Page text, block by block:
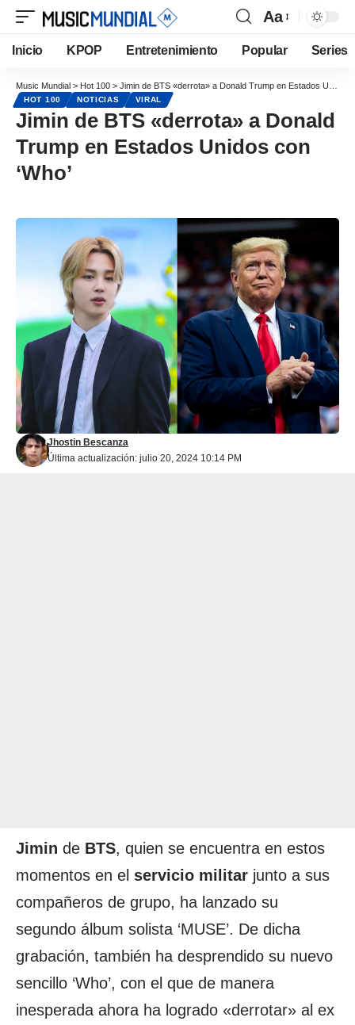
Aa
Inicio KPOP Entretenimiento Popular Series
Music Mundial > Hot 100 > Jimin de BTS «derrota» a Donald Trump en Estados Unidos con ‘Who’
HOT 100 NOTICIAS VIRAL
Jimin de BTS «derrota» a Donald
Trump en Estados Unidos con
‘Who’
Última actualización: julio 20, 2024 10:14 PM
Jhostin Bescanza
Jimin de BTS, quien se encuentra en estos
momentos en el servicio militar junto a sus
compañeros de grupo, ha lanzado su
segundo álbum solista ‘MUSE’. De dicha
grabación, también ha desprendido su nuevo
sencillo ‘Who’, con el que de manera
inesperada ahora ha logrado «derrotar» al ex